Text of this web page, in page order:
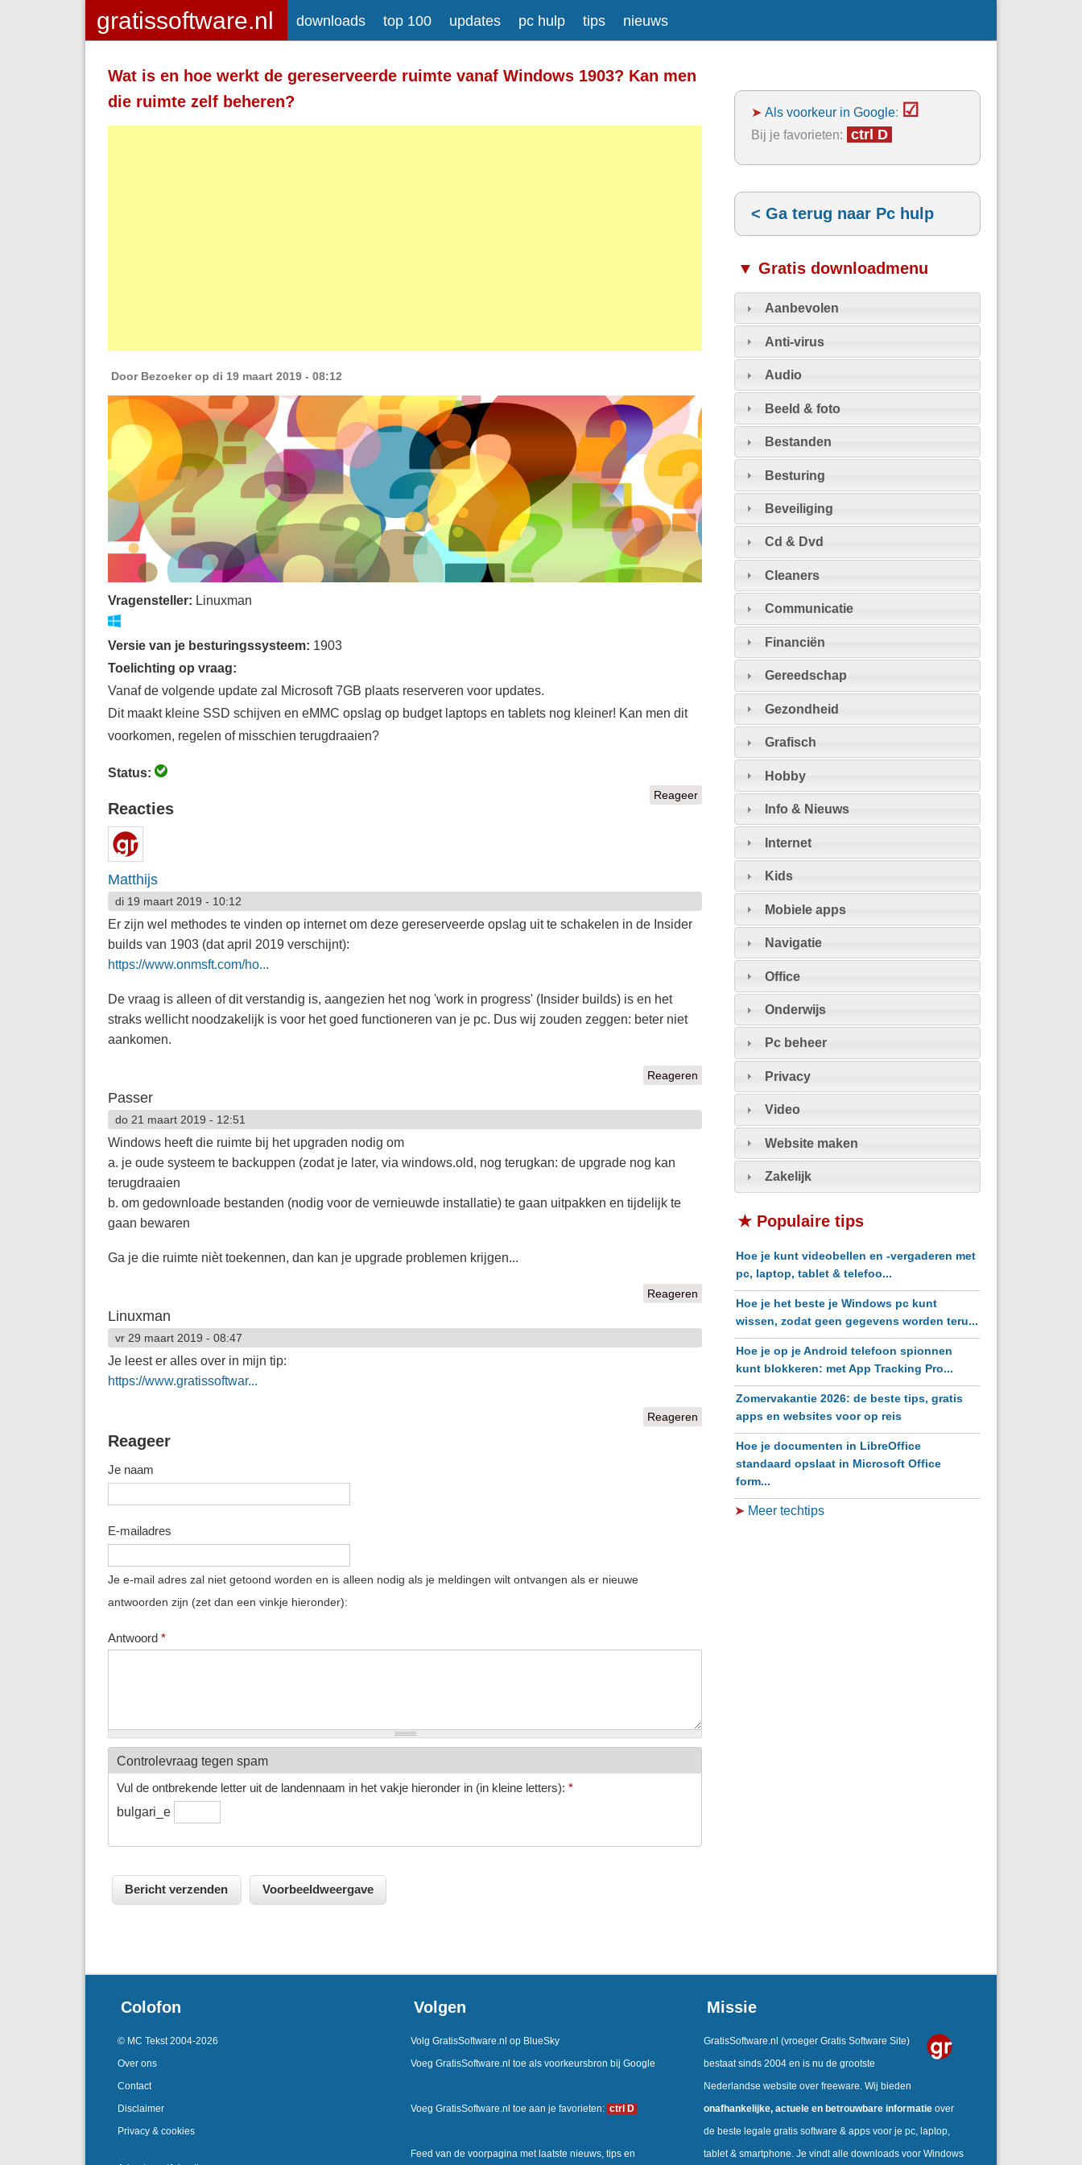
downloads top 100 updates pc hulp tips nieuws
Wat is en hoe werkt de gereserveerde ruimte vanaf Windows 1903? Kan men
die ruimte zelf beheren?
Door Bezoekerop di 19 maart 2019 - 08:12
Vragensteller: Linuxman
Versie van je besturingssysteem: 1903
Toelichting op vraag:
Vanaf de volgende update zal Microsoft 7GB plaats reserveren voor updates.
Dit maakt kleine SSD schijven en eMMC opslag op budget laptops en tablets nog kleiner! Kan men dit
voorkomen, regelen of misschien terugdraaien?
Status:
Reageer
Reacties
Matthijs
di 19 maart 2019 - 10:12
Er zijn wel methodes te vinden op internet om deze gereserveerde opslag uit te schakelen in de Insider
builds van 1903 (dat april 2019 verschijnt):
https://www.onmsft.com/ho...
De vraag is alleen of dit verstandig is, aangezien het nog 'work in progress' (Insider builds) is en het
straks wellicht noodzakelijk is voor het goed functioneren van je pc. Dus wij zouden zeggen: beter niet
aankomen.
Reageren
Passer
do 21 maart 2019 - 12:51
Windows heeft die ruimte bij het upgraden nodig om
a. je oude systeem te backuppen (zodat je later, via windows.old, nog terugkan: de upgrade nog kan
terugdraaien
b. om gedownloade bestanden (nodig voor de vernieuwde installatie) te gaan uitpakken en tijdelijk te
gaan bewaren
Ga je die ruimte nièt toekennen, dan kan je upgrade problemen krijgen...
Reageren
Linuxman
vr 29 maart 2019 - 08:47
Je leest er alles over in mijn tip:
https://www.gratissoftwar...
Reageren
Reageer
Je naam
E-mailadres
Je e-mail adres zal niet getoond worden en is alleen nodig als je meldingen wilt ontvangen als er nieuwe
antwoorden zijn (zet dan een vinkje hieronder):
Antwoord *
Meer informatie over tekstopmaak
Toegelaten HTML-tags: <a> <em>
<strong> <br> <br /> <i> <b> <p>
Regels en alinea's worden automatisch gesplitst.
Controlevraag tegen spam
Vul de ontbrekende letter uit de landennaam in het vakje hieronder in (in kleine letters): *
bulgari_e
➤Als voorkeur in Google: ☑
Bij je favorieten: ctrl D
< Ga terug naar Pc hulp
▼ Gratis downloadmenu
Aanbevolen
Anti-virus
Audio
Beeld & foto
Bestanden
Besturing
Beveiliging
Cd & Dvd
Cleaners
Communicatie
Financiën
Gereedschap
Gezondheid
Grafisch
Hobby
Info & Nieuws
Internet
Kids
Mobiele apps
Navigatie
Office
Onderwijs
Pc beheer
Privacy
Video
Website maken
Zakelijk
★ Populaire tips
Hoe je kunt videobellen en -vergaderen met
pc, laptop, tablet & telefoo...
Hoe je het beste je Windows pc kunt
wissen, zodat geen gegevens worden teru...
Hoe je op je Android telefoon spionnen
kunt blokkeren: met App Tracking Pro...
Zomervakantie 2026: de beste tips, gratis
apps en websites voor op reis
Hoe je documenten in LibreOffice
standaard opslaat in Microsoft Office
form...
➤ Meer techtips
Colofon
© MC Tekst 2004-2026
Over ons
Contact
Disclaimer
Privacy & cookies
Volgen
Volg GratisSoftware.nl op BlueSky
Voeg GratisSoftware.nl toe als voorkeursbron bij Google
Voeg GratisSoftware.nl toe aan je favorieten: ctrl D
Feed van de voorpagina met laatste nieuws, tips en
Missie
GratisSoftware.nl (vroeger Gratis Software Site)
bestaat sinds 2004 en is nu de grootste
Nederlandse website over freeware. Wij bieden
onafhankelijke, actuele en betrouwbare informatie over
de beste legale gratis software & apps voor je pc, laptop,
tablet & smartphone. Je vindt alle downloads voor Windows